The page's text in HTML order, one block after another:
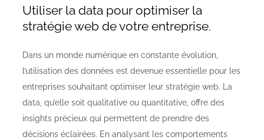
Utiliser la data pour optimiser la
stratégie web de votre entreprise.
Dans un monde numérique en constante évolution,
l’utilisation des données est devenue essentielle pour les
entreprises souhaitant optimiser leur stratégie web. La
data, qu’elle soit qualitative ou quantitative, offre des
insights précieux qui permettent de prendre des
décisions éclairées. En analysant les comportements